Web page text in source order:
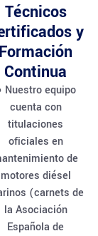
Técnicos
y
Formación
Continua
Nuestro equipo
cuenta con
titulaciones
oficiales en
de
motores diésel
(carnets de
la Asociación
Española de